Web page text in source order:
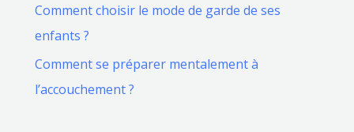
Comment choisir le mode de garde de ses
enfants ?
Comment se préparer mentalement à
l’accouchement ?